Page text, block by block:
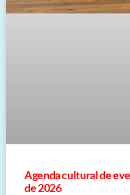
​Agenda cultural de
de 2026